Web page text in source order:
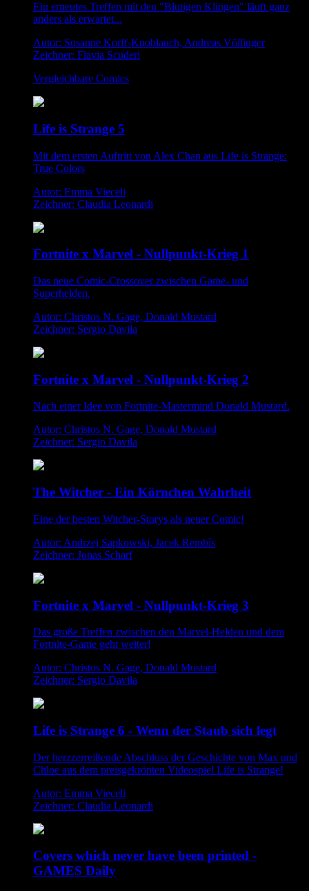
Ein erneutes Treffen mit den "Blutigen Klingen" läuft ganz
anders als erwartet...
Autor: Susanne Korff-Knoblauch, Andreas Völlinger
Zeichner: Flavia Scuderi
Vergleichbare Comics
Life is Strange 5
Mit dem ersten Auftritt von Alex Chan aus Life is Strange:
True Colors
Autor: Emma Vieceli
Zeichner: Claudia Leonardi
Fortnite x Marvel - Nullpunkt-Krieg 1
Das neue Comic-Crossover zwischen Game- und
Superhelden.
Autor: Christos N. Gage, Donald Mustard
Zeichner: Sergio Davila
Fortnite x Marvel - Nullpunkt-Krieg 2
Nach einer Idee von Fortnite-Mastermind Donald Mustard.
Autor: Christos N. Gage, Donald Mustard
Zeichner: Sergio Davila
The Witcher - Ein Körnchen Wahrheit
Eine der besten Witcher-Storys als neuer Comic!
Autor: Andrzej Sapkowski, Jacek Rembís
Zeichner: Jonas Scharf
Fortnite x Marvel - Nullpunkt-Krieg 3
Das große Treffen zwischen den Marvel-Helden und dem
Fortnite-Game geht weiter!
Autor: Christos N. Gage, Donald Mustard
Zeichner: Sergio Davila
Life is Strange 6 - Wenn der Staub sich legt
Der herzzerreißende Abschluss der Geschichte von Max und
Chloe aus dem preisgekrönten Videospiel Life is Strange!
Autor: Emma Vieceli
Zeichner: Claudia Leonardi
Covers which never have been printed -
GAMES Daily